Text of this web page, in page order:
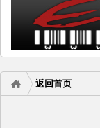
返回首页